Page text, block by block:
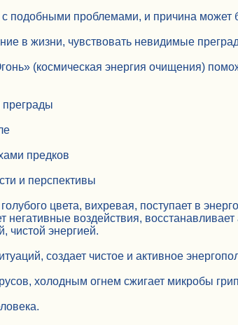
подобными проблемами, и причина может
в жизни, чувствовать невидимые
(космическая энергия очищения)
преграды
предков
и перспективы
цвета, вихревая, поступает в
негативные воздействия,
чистой энергией.
создает чистое и активное
холодным огнем сжигает микробы